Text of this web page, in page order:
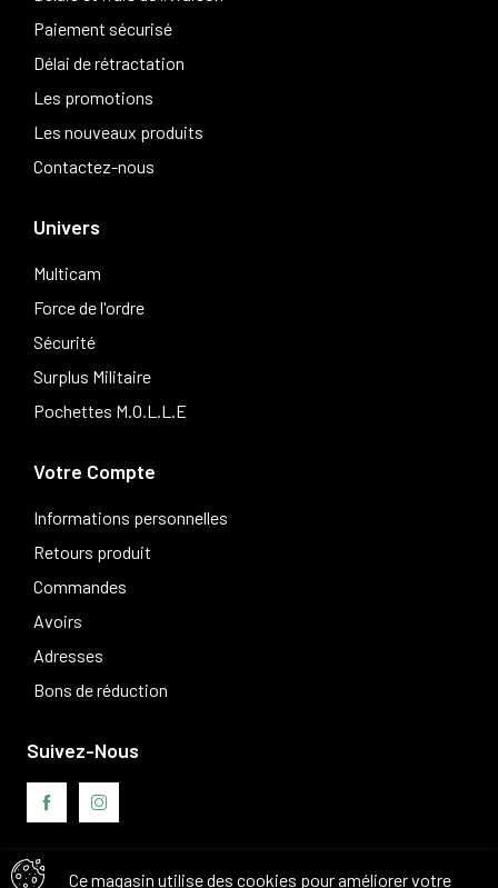
Paiement sécurisé
Délai de rétractation
Les promotions
Les nouveaux produits
Contactez-nous
Univers
Multicam
Force de l'ordre
Sécurité
Surplus Militaire
Pochettes M.O.L.L.E
Votre Compte
Informations personnelles
Retours produit
Commandes
Avoirs
Adresses
Bons de réduction
Ce magasin utilise des cookies pour améliorer votre
Suivez-Nous
Avis clients